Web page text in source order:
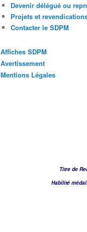
Devenir délégué ou
Projets et
Contacter le SDPM
Affiches SDPM
Avertissement
Mentions Légales
Titre de
Habilité